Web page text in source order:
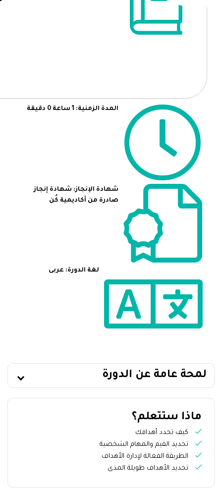
المدة الزمنية: 1 ساعة 0 دقيقة
شهادة الإنجاز: شهادة إنجاز
صادرة من أكاديمية كُن
لغة الدورة: عربى
لمحة عامة عن الدورة
ماذا ستتعلم؟
كيف تحدد أهدافك
تحديد القيم والمهام الشخصية
الطريقة الفعالة لإدارة الأهداف
تحديد الأهداف طويلة المدى